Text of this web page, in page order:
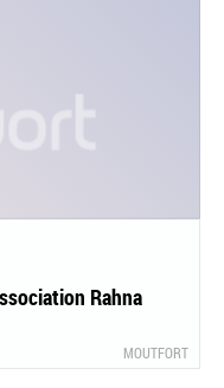
Rahna
MOUTFORT